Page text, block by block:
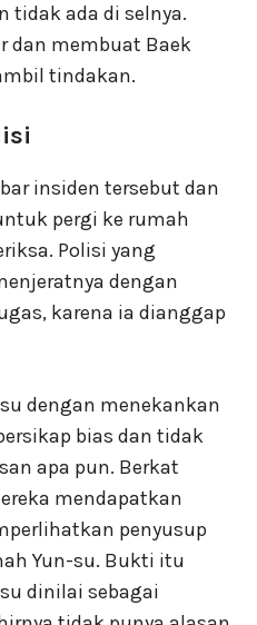
tidak ada di selnya.
dan membuat Baek
tindakan.
insiden tersebut dan
pergi ke rumah
Polisi yang
dengan
karena ia dianggap
dengan menekankan
bias dan tidak
apa pun. Berkat
mendapatkan
penyusup
Yun-su. Bukti itu
dinilai sebagai